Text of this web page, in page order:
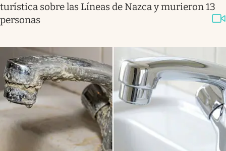
turística sobre las Líneas de Nazca y murieron 13
personas